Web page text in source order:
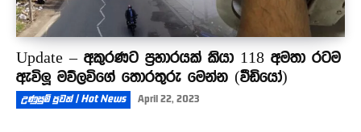
Update – අකුරණට ප්‍රහාරයක් කියා 118 අමතා රටම
ඇවිලූ මව්ලවිගේ තොරතුරු මෙන්න (වීඩියෝ)
උණුසුම් පුවත් | Hot News April 22, 2023